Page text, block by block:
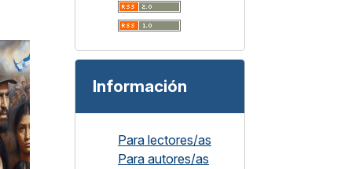
Información
Para lectores/as
Para autores/as